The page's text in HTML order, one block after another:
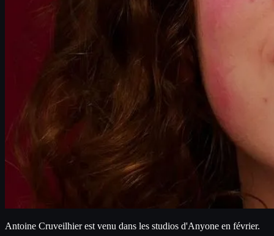
Antoine Cruveilhier est venu dans les studios d'Anyone en février.